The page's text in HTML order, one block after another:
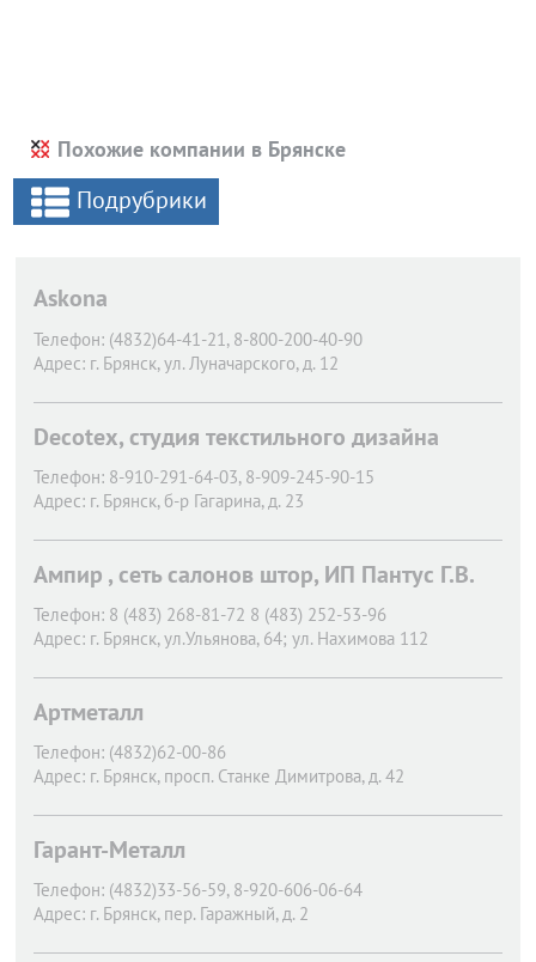
Похожие компании в Брянске
Подрубрики
Askona
Телефон: (4832)64-41-21, 8-800-200-40-90
Адрес: г. Брянск, ул. Луначарского, д. 12
Decotex, студия текстильного дизайна
Телефон: 8-910-291-64-03, 8-909-245-90-15
Адрес: г. Брянск, б-р Гагарина, д. 23
Ампир , сеть салонов штор, ИП Пантус Г.В.
Телефон: 8 (483) 268-81-72 8 (483) 252-53-96
Адрес: г. Брянск, ул.Ульянова, 64; ул. Нахимова 112
Артметалл
Телефон: (4832)62-00-86
Адрес: г. Брянск, просп. Станке Димитрова, д. 42
Гарант-Металл
Телефон: (4832)33-56-59, 8-920-606-06-64
Адрес: г. Брянск, пер. Гаражный, д. 2